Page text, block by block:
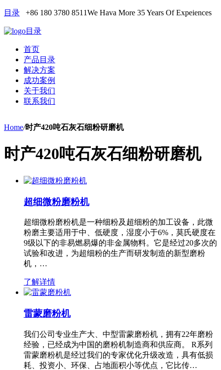
目录 +86 180 3780 8511We Hava More 35 Years Of Expeiences
目录
首页
产品目录
解决方案
成功案例
关于我们
联系我们
Home/时产420吨石灰石细粉研磨机
时产420吨石灰石细粉研磨机
超细微粉磨粉机
超细微粉磨粉机是一种细粉及超细粉的加工设备，此微
粉磨主要适用于中、低硬度，湿度小于6%，莫氏硬度在
9级以下的非易燃易爆的非金属物料。它是经过20多次的
试验和改进，为超细粉的生产而研发制造的新型磨粉
机，…
了解详情
雷蒙磨粉机
我们公司专业生产大、中型雷蒙磨粉机，拥有22年磨粉
经验，已经成为中国的磨粉机制造商和供应商。 R系列
雷蒙磨粉机是经过我们的专家优化升级改造，具有低损
耗、投资小、环保、占地面积小等优点，它比传…